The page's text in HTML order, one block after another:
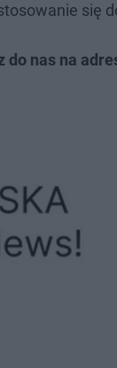
się
do nas na